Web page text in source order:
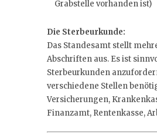
Grabstelle vorhanden ist)
Die Sterbeurkunde:
Das Standesamt stellt
Abschriften aus. Es ist
Sterbeurkunden
verschiedene Stellen
Versicherungen,
Finanzamt, Rentenkasse,